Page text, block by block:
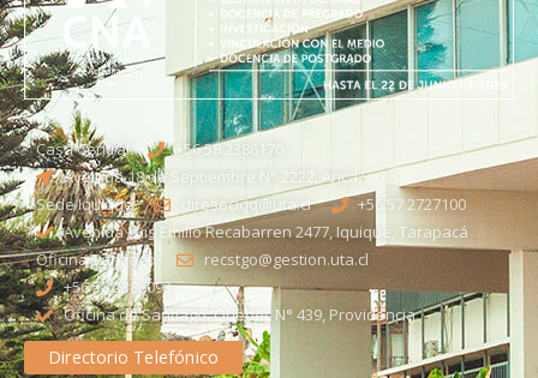
Casa Central
+56 58 2386170
Avenida 18 de Septiembre N° 2222, Arica
Sede Iquique
direseciqq@uta.cl
+56 57 2727100​
Avenida Luis Emilio Recabarren 2477, Iquique, Tarapacá
Oficina Santiago
recstgo@gestion.uta.cl
+56 58 2386093
Oficina de Santiago: Quebec N° 439, Providencia
Directorio Telefónico